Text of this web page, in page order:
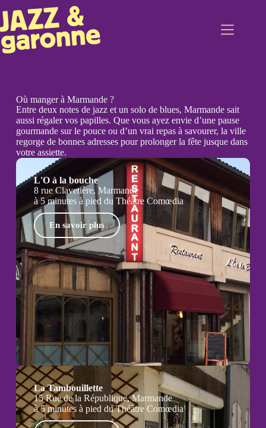
Où manger à Marmande ?
Entre deux notes de jazz et un solo de blues, Marmande sait
aussi régaler vos papilles. Que vous ayez envie d’une pause
gourmande sur le pouce ou d’un vrai repas à savourer, la ville
regorge de bonnes adresses pour prolonger la fête jusque dans
votre assiette.
L'O à la bouche
8 rue Clavetière, Marmande
à 5 minutes à pied du Théâtre Comœdia
En savoir plus
La Tambouillette
15 Rue de la République, Marmande
à 5 minutes à pied du Théâtre Comœdia